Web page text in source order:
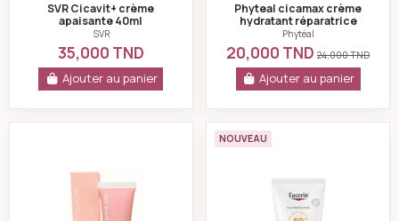
SVR Cicavit+ crème
apaisante 40ml
SVR
35,000 TND
Ajouter au panier
Phyteal cicamax crème
hydratant réparatrice
30ml
Phytéal
20,000 TND24,000 TND
Ajouter au panier
Dermacare pruricalme gel apaisant 100ml
NOUVEAU